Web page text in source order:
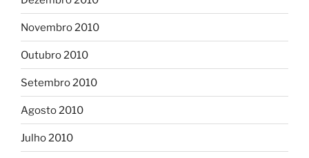
Novembro 2010
Outubro 2010
Setembro 2010
Agosto 2010
Julho 2010